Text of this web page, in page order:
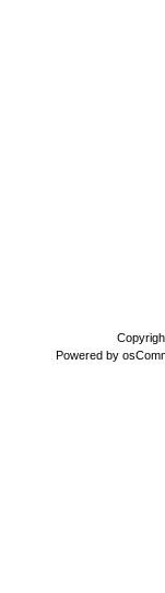
Powered by